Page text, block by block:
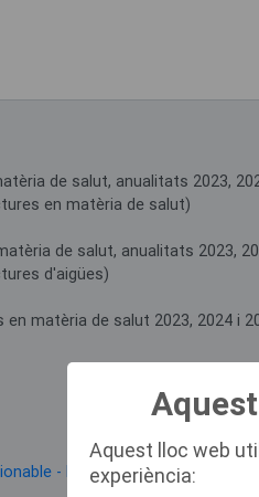
de salut, anualitats 2023,
en matèria de salut)
de salut, anualitats 2023,
d'aigües)
en matèria de salut 2023, 2024 i
- Nínxols - Pla Salut
Aquest lloc web
experiència: